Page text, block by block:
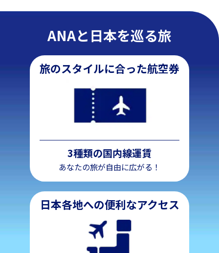
ANAと日本を巡る旅
旅のスタイルに合った航空券
3種類の国内線運賃
あなたの旅が自由に広がる！
日本各地への便利なアクセス